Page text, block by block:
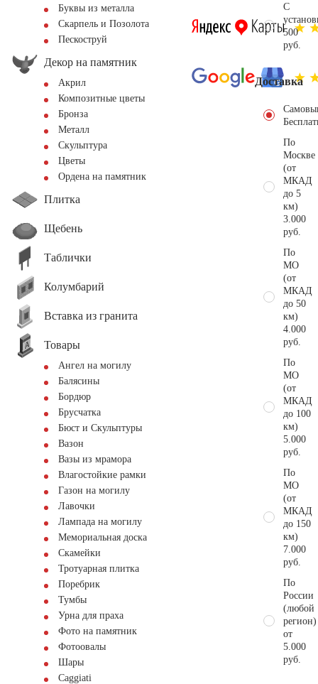
Буквы из металла
Скарпель и Позолота
Пескоструй
Декор на памятник
Акрил
Композитные цветы
Бронза
Металл
Скульптура
Цветы
Ордена на памятник
Плитка
Щебень
Таблички
Колумбарий
Вставка из гранита
Товары
Ангел на могилу
Балясины
Бордюр
Брусчатка
Бюст и Скульптуры
Вазон
Вазы из мрамора
Влагостойкие рамки
Газон на могилу
Лавочки
Лампада на могилу
Мемориальная доска
Скамейки
Тротуарная плитка
Поребрик
Тумбы
Урна для праха
Фото на памятник
Фотоовалы
Шары
Сaggiati
С
500
руб.
Доставка
По
Москве
(от
МКАД
до 5
км)
3.000
руб.
По
МО
(от
МКАД
до 50
км)
4.000
руб.
По
МО
(от
МКАД
до 100
км)
5.000
руб.
По
МО
(от
МКАД
до 150
км)
7.000
руб.
По
России
(любой
регион)
от
5.000
руб.